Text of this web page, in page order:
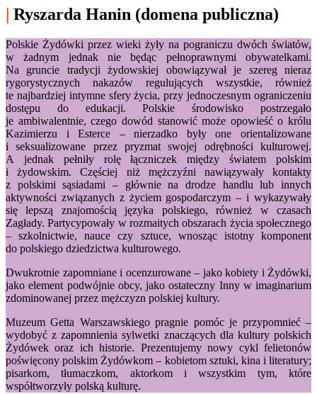
| Ryszarda Hanin (domena publiczna)
Polskie Żydówki przez wieki żyły na pograniczu dwóch światów,
w żadnym jednak nie będąc pełnoprawnymi obywatelkami.
Na gruncie tradycji żydowskiej obowiązywał je szereg nieraz
rygorystycznych nakazów regulujących wszystkie, również
te najbardziej intymne sfery życia, przy jednoczesnym ograniczeniu
dostępu do edukacji. Polskie środowisko postrzegało
je ambiwalentnie, czego dowód stanowić może opowieść o królu
Kazimierzu i Esterce – nierzadko były one orientalizowane
i seksualizowane przez pryzmat swojej odrębności kulturowej.
A jednak pełniły rolę łączniczek między światem polskim
i żydowskim. Częściej niż mężczyźni nawiązywały kontakty
z polskimi sąsiadami – głównie na drodze handlu lub innych
aktywności związanych z życiem gospodarczym – i wykazywały
się lepszą znajomością języka polskiego, również w czasach
Zagłady. Partycypowały w rozmaitych obszarach życia społecznego
– szkolnictwie, nauce czy sztuce, wnosząc istotny komponent
do polskiego dziedzictwa kulturowego.
Dwukrotnie zapomniane i ocenzurowane – jako kobiety i Żydówki,
jako element podwójnie obcy, jako ostateczny Inny w imaginarium
zdominowanej przez mężczyzn polskiej kultury.
Muzeum Getta Warszawskiego pragnie pomóc je przypomnieć –
wydobyć z zapomnienia sylwetki znaczących dla kultury polskich
Żydówek oraz ich historie. Prezentujemy nowy cykl felietonów
poświęcony polskim Żydówkom – kobietom sztuki, kina i literatury;
pisarkom, tłumaczkom, aktorkom i wszystkim tym, które
współtworzyły polską kulturę.